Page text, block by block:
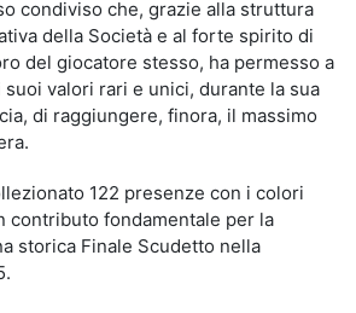
condiviso che, grazie alla struttura
della Società e al forte spirito di
del giocatore stesso, ha permesso a
valori rari e unici, durante la sua
di raggiungere, finora, il massimo
122 presenze con i colori
contributo fondamentale per la
storica Finale Scudetto nella